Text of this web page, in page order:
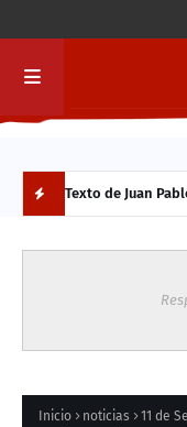
D
Texto de Juan
Inicio noticias
11 de